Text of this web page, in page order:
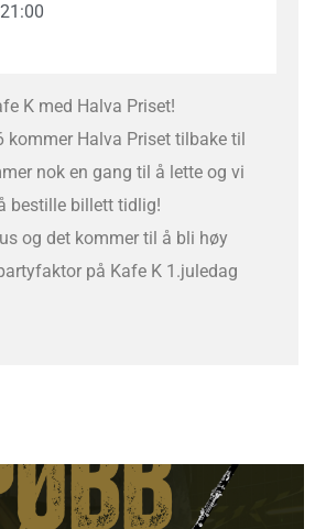
K med Halva Priset!
kommer Halva Priset tilbake til
nok en gang til å lette og vi
bestille billett tidlig!
og det kommer til å bli høy
på Kafe K 1.juledag